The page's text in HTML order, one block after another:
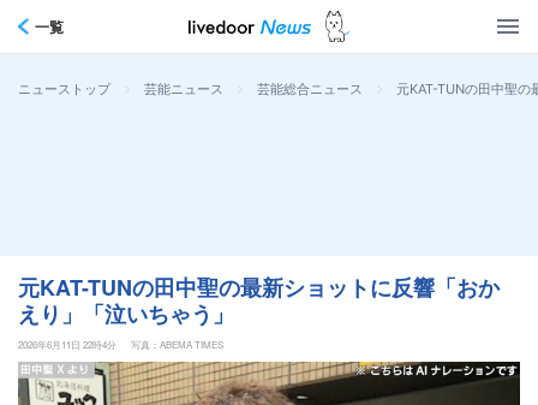
一覧
ニューストップ > 芸能ニュース > 芸能総合ニュース > 元KAT-TUNの田中聖
元KAT-TUNの田中聖の最新ショットに反響「おか
えり」「泣いちゃう」
2026年6月11日 22時4分 写真：ABEMA TIMES